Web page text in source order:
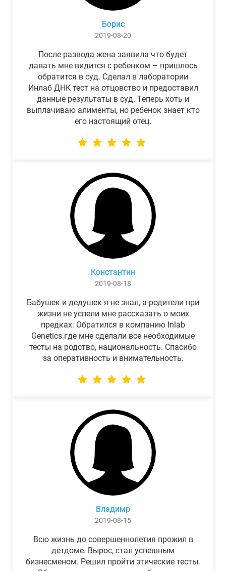
Борис
2019-08-20
После развода жена заявила что будет
давать мне видится с ребенком – пришлось
обратится в суд. Сделал в лаборатории
Инлаб ДНК тест на отцовство и предоставил
данные результаты в суд. Теперь хоть и
выплачиваю алименты, но ребенок знает кто
его настоящий отец.
Константин
2019-08-18
Бабушек и дедушек я не знал, а родители при
жизни не успели мне рассказать о моих
предках. Обратился в компанию Inlab
Genetics где мне сделали все необходимые
тесты на родство, национальность. Спасибо
за оперативность и внимательность.
Владимр
2019-08-15
Всю жизнь до совершеннолетия прожил в
детдоме. Вырос, стал успешным
бизнесменом. Решил пройти этические тесты.